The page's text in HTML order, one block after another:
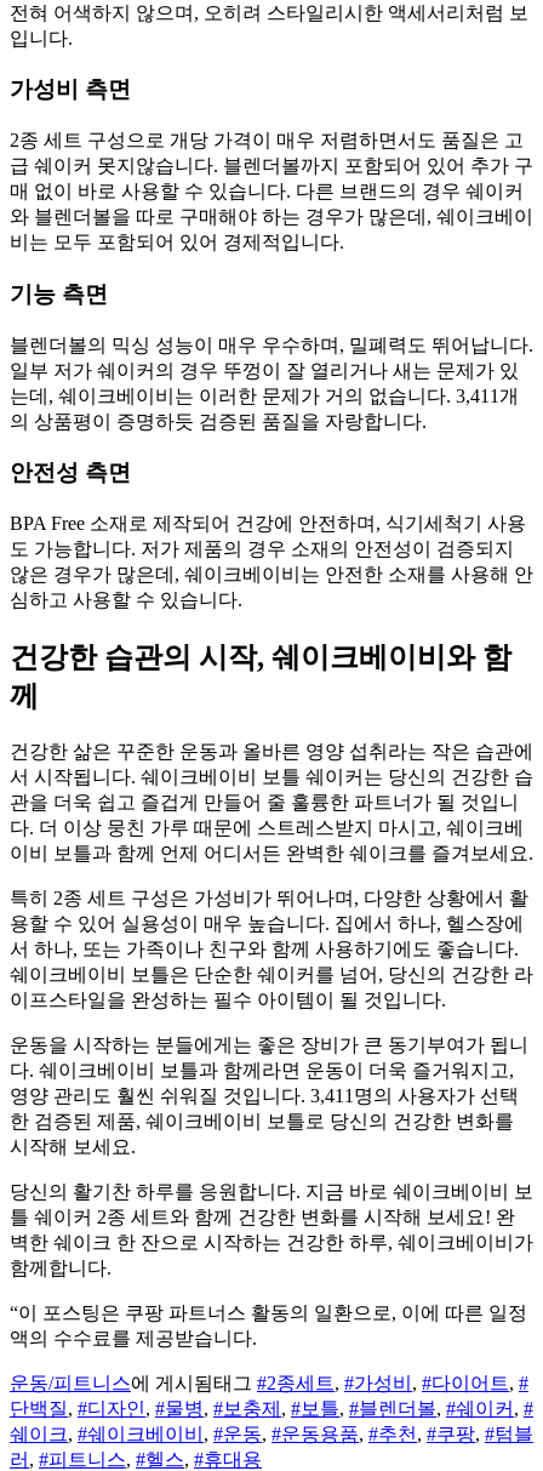
전혀 어색하지 않으며, 오히려 스타일리시한 액세서리처럼 보
입니다.
가성비 측면
2종 세트 구성으로 개당 가격이 매우 저렴하면서도 품질은 고
급 쉐이커 못지않습니다. 블렌더볼까지 포함되어 있어 추가 구
매 없이 바로 사용할 수 있습니다. 다른 브랜드의 경우 쉐이커
와 블렌더볼을 따로 구매해야 하는 경우가 많은데, 쉐이크베이
비는 모두 포함되어 있어 경제적입니다.
기능 측면
블렌더볼의 믹싱 성능이 매우 우수하며, 밀폐력도 뛰어납니다.
일부 저가 쉐이커의 경우 뚜껑이 잘 열리거나 새는 문제가 있
는데, 쉐이크베이비는 이러한 문제가 거의 없습니다. 3,411개
의 상품평이 증명하듯 검증된 품질을 자랑합니다.
안전성 측면
BPA Free 소재로 제작되어 건강에 안전하며, 식기세척기 사용
도 가능합니다. 저가 제품의 경우 소재의 안전성이 검증되지
않은 경우가 많은데, 쉐이크베이비는 안전한 소재를 사용해 안
심하고 사용할 수 있습니다.
건강한 습관의 시작, 쉐이크베이비와 함
께
건강한 삶은 꾸준한 운동과 올바른 영양 섭취라는 작은 습관에
서 시작됩니다. 쉐이크베이비 보틀 쉐이커는 당신의 건강한 습
관을 더욱 쉽고 즐겁게 만들어 줄 훌륭한 파트너가 될 것입니
다. 더 이상 뭉친 가루 때문에 스트레스받지 마시고, 쉐이크베
이비 보틀과 함께 언제 어디서든 완벽한 쉐이크를 즐겨보세요.
특히 2종 세트 구성은 가성비가 뛰어나며, 다양한 상황에서 활
용할 수 있어 실용성이 매우 높습니다. 집에서 하나, 헬스장에
서 하나, 또는 가족이나 친구와 함께 사용하기에도 좋습니다.
쉐이크베이비 보틀은 단순한 쉐이커를 넘어, 당신의 건강한 라
이프스타일을 완성하는 필수 아이템이 될 것입니다.
운동을 시작하는 분들에게는 좋은 장비가 큰 동기부여가 됩니
다. 쉐이크베이비 보틀과 함께라면 운동이 더욱 즐거워지고,
영양 관리도 훨씬 쉬워질 것입니다. 3,411명의 사용자가 선택
한 검증된 제품, 쉐이크베이비 보틀로 당신의 건강한 변화를
시작해 보세요.
당신의 활기찬 하루를 응원합니다. 지금 바로 쉐이크베이비 보
틀 쉐이커 2종 세트와 함께 건강한 변화를 시작해 보세요! 완
벽한 쉐이크 한 잔으로 시작하는 건강한 하루, 쉐이크베이비가
함께합니다.
“이 포스팅은 쿠팡 파트너스 활동의 일환으로, 이에 따른 일정
액의 수수료를 제공받습니다.
운동/피트니스에 게시됨태그 #2종세트, #가성비 , #다이어트, #
단백질, #디자인, #물병, #보충제 , #보틀, #블렌더볼, #쉐이커 , #
쉐이크, #쉐이크베이비 , #운동, #운동용품, #추천 , #쿠팡, #텀블
러 , #피트니스, #헬스, #휴대용